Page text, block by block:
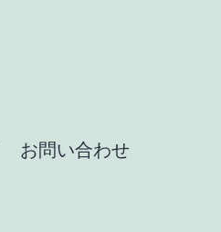
お問い合わせ